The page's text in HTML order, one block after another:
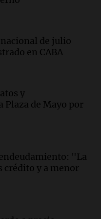
servilleta que
el primer
Jorge, no sé si
adonde llegó"
argentino de
con Rony
Vega, tras
de julio
en CABA
y
Plaza de Mayo por
"La
crédito y a menor